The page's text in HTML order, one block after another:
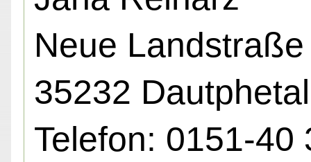
Neue
35232 Dautphetal
Telefon: 0151-40